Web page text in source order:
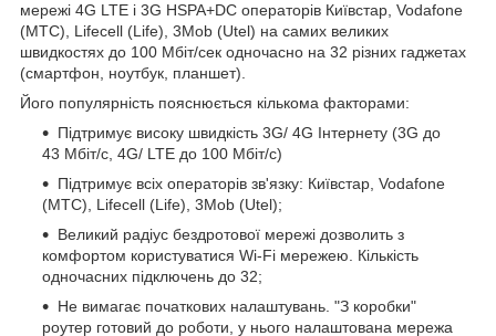
мережі 4G LTE і 3G HSPA+DC операторів Київстар, Vodafone
(МТС), Lifecell (Life), 3Mob (Utel) на самих великих
швидкостях до 100 Мбіт/сек одночасно на 32 різних гаджетах
(смартфон, ноутбук, планшет).
Його популярність пояснюється кількома факторами:
Підтримує високу швидкість 3G/ 4G Інтернету (3G до
43 Мбіт/с, 4G/ LTE до 100 Мбіт/с)
Підтримує всіх операторів зв'язку: Київстар, Vodafone
(МТС), Lifecell (Life), 3Mob (Utel);
Великий радіус бездротової мережі дозволить з
комфортом користуватися Wi-Fi мережею. Кількість
одночасних підключень до 32;
Не вимагає початкових налаштувань. "З коробки"
роутер готовий до роботи, у нього налаштована мережа